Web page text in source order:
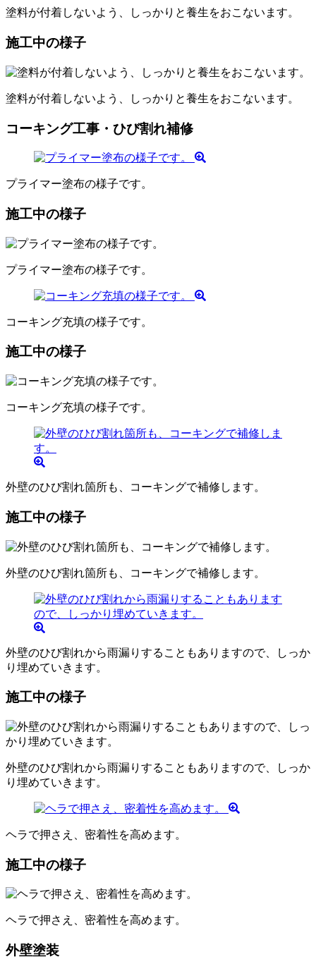
塗料が付着しないよう、しっかりと養生をおこないます。
施工中の様子
塗料が付着しないよう、しっかりと養生をおこないます。
コーキング工事・ひび割れ補修
プライマー塗布の様子です。
施工中の様子
プライマー塗布の様子です。
コーキング充填の様子です。
施工中の様子
コーキング充填の様子です。
外壁のひび割れ箇所も、コーキングで補修します。
施工中の様子
外壁のひび割れ箇所も、コーキングで補修します。
外壁のひび割れから雨漏りすることもありますので、しっか
り埋めていきます。
施工中の様子
外壁のひび割れから雨漏りすることもありますので、しっか
り埋めていきます。
ヘラで押さえ、密着性を高めます。
施工中の様子
ヘラで押さえ、密着性を高めます。
外壁塗装